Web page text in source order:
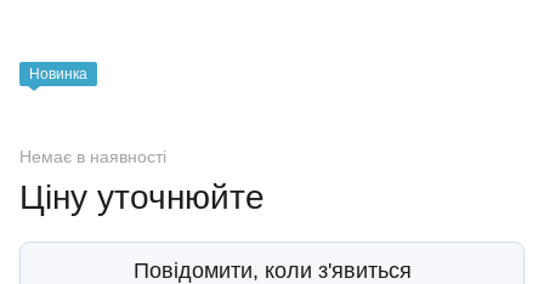
Новинка
Немає в наявності
Ціну уточнюйте
Повідомити, коли з'явиться